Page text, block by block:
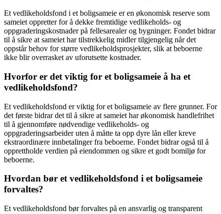
Et vedlikeholdsfond i et boligsameie er en økonomisk reserve som
sameiet oppretter for å dekke fremtidige vedlikeholds- og
oppgraderingskostnader på fellesarealer og bygninger. Fondet bidrar
til å sikre at sameiet har tilstrekkelig midler tilgjengelig når det
oppstår behov for større vedlikeholdsprosjekter, slik at beboerne
ikke blir overrasket av uforutsette kostnader.
Hvorfor er det viktig for et boligsameie å ha et
vedlikeholdsfond?
Et vedlikeholdsfond er viktig for et boligsameie av flere grunner. For
det første bidrar det til å sikre at sameiet har økonomisk handlefrihet
til å gjennomføre nødvendige vedlikeholds- og
oppgraderingsarbeider uten å måtte ta opp dyre lån eller kreve
ekstraordinære innbetalinger fra beboerne. Fondet bidrar også til å
opprettholde verdien på eiendommen og sikre et godt bomiljø for
beboerne.
Hvordan bør et vedlikeholdsfond i et boligsameie
forvaltes?
Et vedlikeholdsfond bør forvaltes på en ansvarlig og transparent